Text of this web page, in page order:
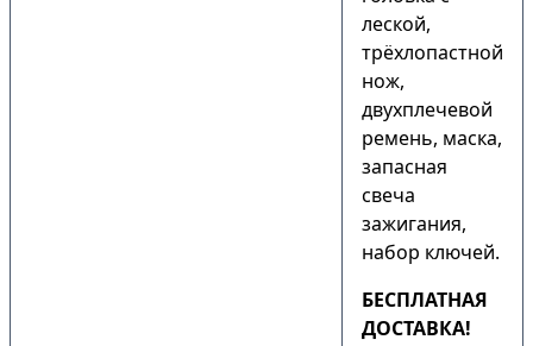
леской,
трёхлопастной
нож,
двухплечевой
ремень, маска,
запасная
свеча
зажигания,
набор ключей.
БЕСПЛАТНАЯ
ДОСТАВКА!